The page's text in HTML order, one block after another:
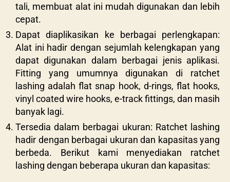
tali, membuat alat ini mudah digunakan dan lebih
cepat.
Dapat diaplikasikan ke berbagai perlengkapan:
Alat ini hadir dengan sejumlah kelengkapan yang
dapat digunakan dalam berbagai jenis aplikasi.
Fitting yang umumnya digunakan di ratchet
lashing adalah flat snap hook, d-rings, flat hooks,
vinyl coated wire hooks, e-track fittings, dan masih
banyak lagi.
Tersedia dalam berbagai ukuran: Ratchet lashing
hadir dengan berbagai ukuran dan kapasitas yang
berbeda. Berikut kami menyediakan ratchet
lashing dengan beberapa ukuran dan kapasitas: